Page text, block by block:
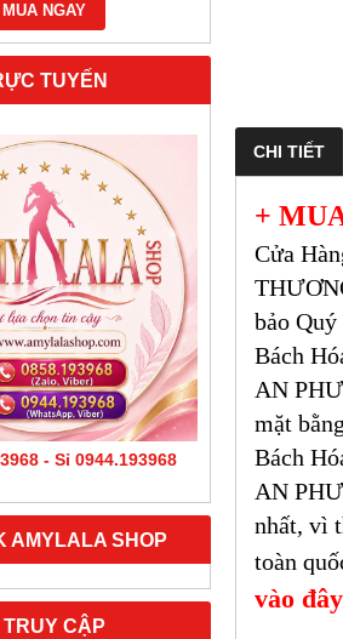
MUA NGAY
TUYẾN
- Sỉ 0944.193968
AMYLALA SHOP
CẬP
CHI TIẾT
+
Cửa
bảo
Bách
AN
mặt
Bách
AN
nhất, vì
toàn
vào đây